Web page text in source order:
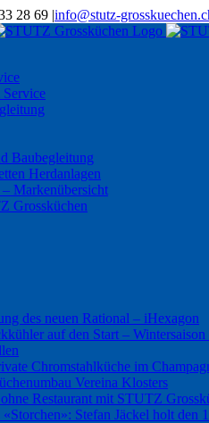
28 69 |info@stutz-
Baubegleitung
Herdanlagen
Markenübersicht
Grossküchen
des neuen Rational – iHexagon
auf den Start – Wintersaison
Chromstahlküche im
Vereina Klosters
Restaurant mit STUTZ
Stefan Jäckel holt den